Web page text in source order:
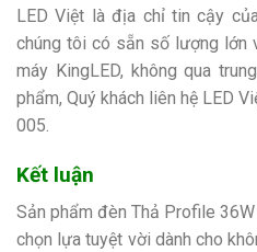
LED Việt là địa chỉ tin cậy
chúng tôi có sẵn số lượng lớn
máy KingLED, không qua
phẩm, Quý khách liên hệ LED
005.
Kết luận
Sản phẩm đèn Thả Profile
chọn lựa tuyệt vời dành cho